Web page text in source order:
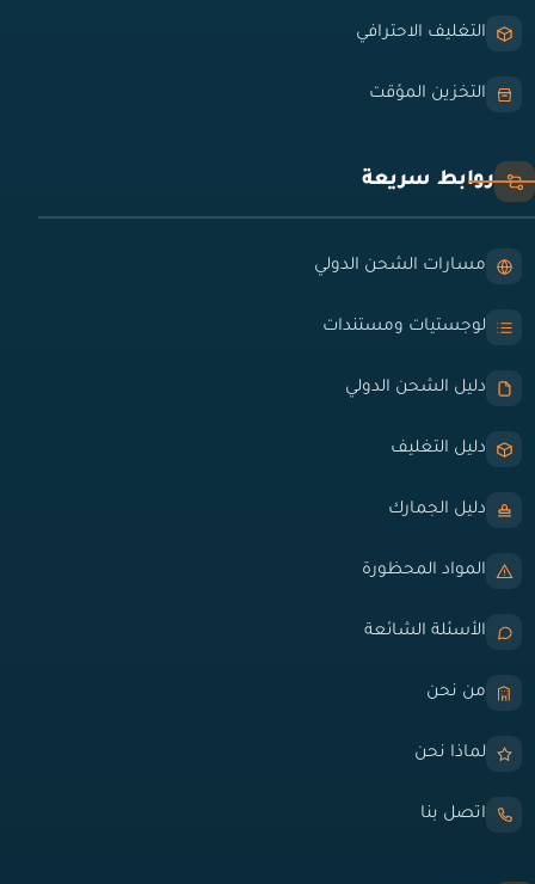
التغليف الاحترافي
التخزين المؤقت
روابط سريعة
مسارات الشحن الدولي
لوجستيات ومستندات
دليل الشحن الدولي
دليل التغليف
دليل الجمارك
المواد المحظورة
الأسئلة الشائعة
من نحن
لماذا نحن
اتصل بنا